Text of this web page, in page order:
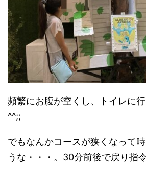
頻繁にお腹が空くし、トイレに
^^;;
でもなんかコースが狭くなって
うな・・・。30分前後で戻り指